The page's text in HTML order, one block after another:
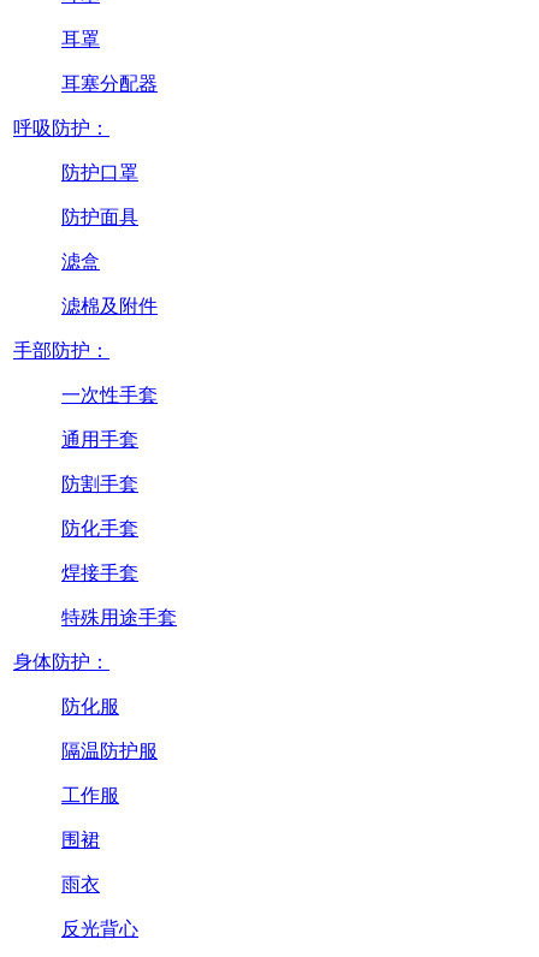
耳罩
耳塞分配器
呼吸防护：
防护口罩
防护面具
滤盒
滤棉及附件
手部防护：
一次性手套
通用手套
防割手套
防化手套
焊接手套
特殊用途手套
身体防护：
防化服
隔温防护服
工作服
围裙
雨衣
反光背心